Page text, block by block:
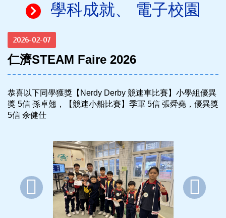
學科成就、 電子校園
2026-02-07
仁濟STEAM Faire 2026
恭喜以下同學獲獎【Nerdy Derby 競速車比賽】小學組優異
獎 5信 孫卓翹，【競速小船比賽】季軍 5信 張舜堯，優異獎
5信 余健仕